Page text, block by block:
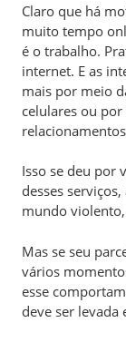
Claro que há
muito tempo
é o trabalho.
internet. E as
mais por meio
celulares ou
Isso se deu por
desses
mundo
Mas se seu
vários
esse
deve ser levada